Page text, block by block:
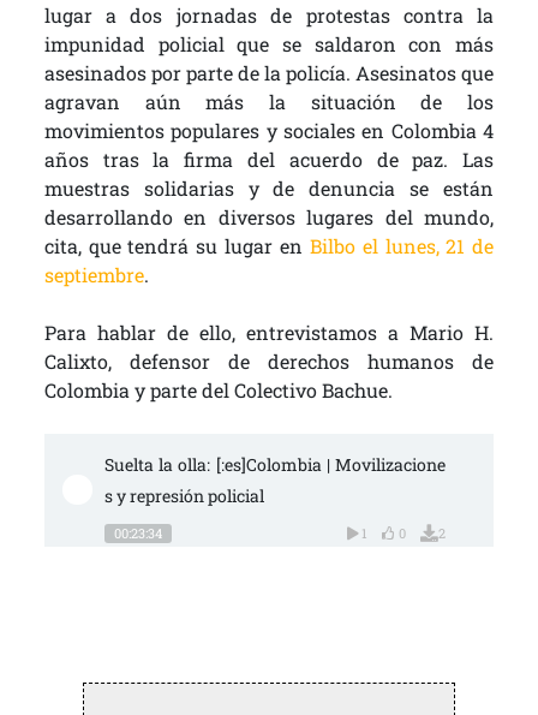
lugar a dos jornadas de protestas contra la
impunidad policial que se saldaron con más
asesinados por parte de la policía. Asesinatos que
agravan aún más la situación de los
movimientos populares y sociales en Colombia 4
años tras la firma del acuerdo de paz. Las
muestras solidarias y de denuncia se están
desarrollando en diversos lugares del mundo,
cita, que tendrá su lugar en Bilbo el lunes, 21 de
septiembre.
Para hablar de ello, entrevistamos a Mario H.
Calixto, defensor de derechos humanos de
Colombia y parte del Colectivo Bachue.
Suelta la olla: [:es]Colombia | Movilizacione
s y represión policial
00:23:34 1 0 2